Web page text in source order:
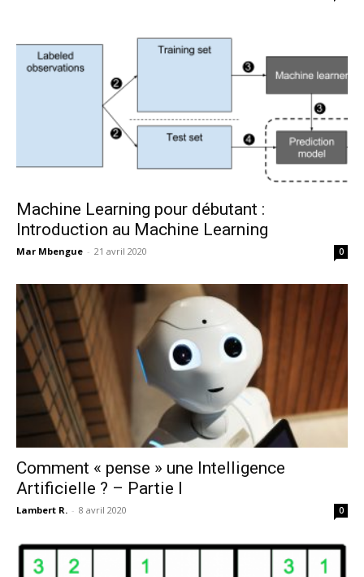
Machine Learning pour débutant :
Introduction au Machine Learning
Mar Mbengue - 21 avril 2020 0
Comment « pense » une Intelligence
Artificielle ? – Partie I
Lambert R. - 8 avril 2020 0